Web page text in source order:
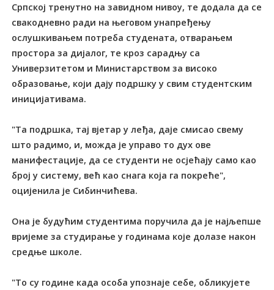
Српској тренутно на завидном нивоу, те додала да се
свакодневно ради на његовом унапређењу
ослушкивањем потреба студената, отварањем
простора за дијалог, те кроз сарадњу са
Универзитетом и Министарством за високо
образовање, који дају подршку у свим студентским
иницијативама.
"Tа подршка, тај вјетар у леђа, даје смисао свему
што радимо, и, можда је управо то дух ове
манифестације, да се студенти не осјећају само као
број у систему, већ као снага која га покреће",
оцијенила је Сибинчићева.
Она је будућим студентима поручила да је најљепше
вријеме за студирање у годинама које долазе након
средње школе.
"Tо су године када особа упознаје себе, обликујете